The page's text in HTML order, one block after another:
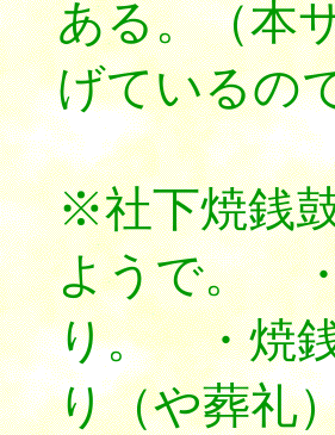
ある。（本
げているの
※社下焼銭
ようで。
り。 ・焼銭
り（や葬礼